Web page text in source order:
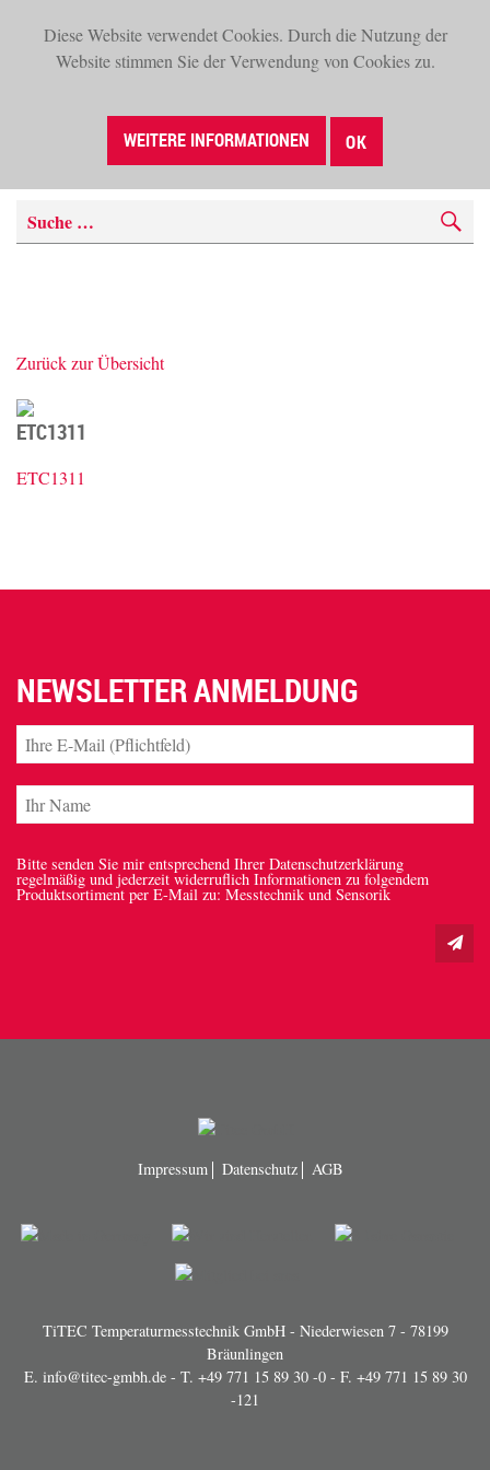
Diese Website verwendet Cookies. Durch die Nutzung der
Website stimmen Sie der Verwendung von Cookies zu.
WEITERE INFORMATIONEN OK
Zurück zur Übersicht
ETC1311
ETC1311
NEWSLETTER ANMELDUNG
Bitte senden Sie mir entsprechend Ihrer Datenschutzerklärung
regelmäßig und jederzeit widerruflich Informationen zu folgendem
Produktsortiment per E-Mail zu: Messtechnik und Sensorik
Impressum Datenschutz AGB
TiTEC Temperaturmesstechnik GmbH - Niederwiesen 7 - 78199
Bräunlingen
E. info@titec-gmbh.de- T. +49 771 15 89 30 -0- F. +49 771 15 89 30
-121